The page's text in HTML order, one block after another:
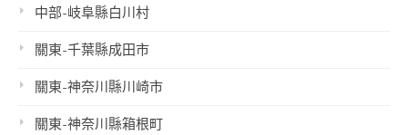
中部-岐阜縣白川村
關東-千葉縣成田市
關東-神奈川縣川崎市
關東-神奈川縣箱根町